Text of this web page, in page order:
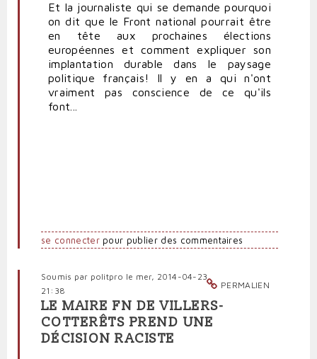
Et la journaliste qui se demande pourquoi
on dit que le Front national pourrait être
en tête aux prochaines élections
européennes et comment expliquer son
implantation durable dans le paysage
politique français! Il y en a qui n'ont
vraiment pas conscience de ce qu'ils
font...
se connecterpour publier des commentaires
PERMALIEN
Soumis par politpro le mer, 2014-04-23
21:38
LE MAIRE FN DE VILLERS-
COTTERÊTS PREND UNE
DÉCISION RACISTE